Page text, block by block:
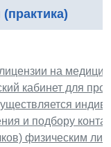
на
кабинет для
и подбору
физическим